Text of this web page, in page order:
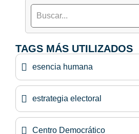
TAGS MÁS UTILIZADOS
esencia humana
estrategia electoral
Centro Democrático